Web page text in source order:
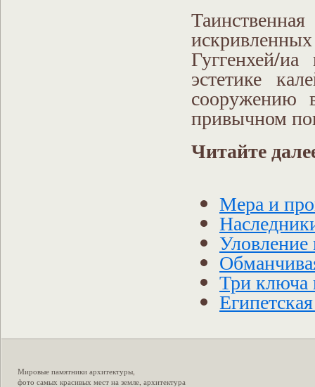
Гуггенхей/
эстетике
сооружению
привычном
Читайте
Мера и
Три ключа
Мировые памятники архитектуры,
фото самых красивых мест на земле, архитектура